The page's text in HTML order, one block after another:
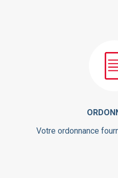
Votre ordonnance